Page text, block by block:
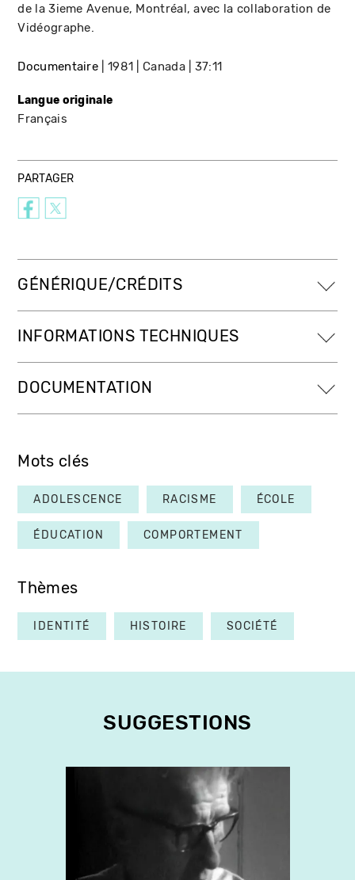
de la 3ieme Avenue, Montréal, avec la collaboration de
Vidéographe.
Documentaire 1981 Canada 37:11
Langue originale
Français
PARTAGER
GÉNÉRIQUE/CRÉDITS
INFORMATIONS TECHNIQUES
DOCUMENTATION
Mots clés
ADOLESCENCE RACISME ÉCOLE
ÉDUCATION COMPORTEMENT
Thèmes
IDENTITÉ HISTOIRE SOCIÉTÉ
SUGGESTIONS